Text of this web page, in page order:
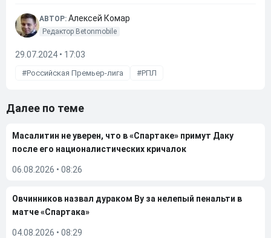
АВТОР: Алексей Комар
Редактор Betonmobile
29.07.2024 • 17:03
Российская Премьер-лига РПЛ
Далее по теме
Масалитин не уверен, что в «Спартаке» примут Даку
после его националистических кричалок
06.08.2026 • 08:26
Овчинников назвал дураком Ву за нелепый пенальти в
матче «Спартака»
04.08.2026 • 08:29